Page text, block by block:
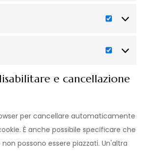
e cancellazione
per cancellare automaticamente
È anche possibile specificare che
possono essere piazzati. Un'altra